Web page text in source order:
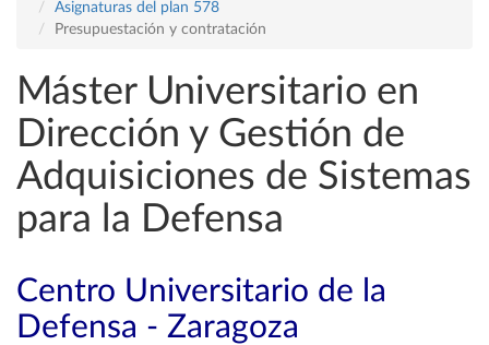
Asignaturas del plan 578
Presupuestación y contratación
Máster Universitario en
Dirección y Gestión de
Adquisiciones de Sistemas
para la Defensa
Centro Universitario de la
Defensa - Zaragoza